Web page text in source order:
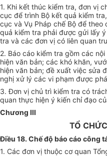
1. Khi kết thúc kiểm tra, đơn vị
cục để trình Bộ kết quả kiểm tra,
cục và Vụ Pháp chế Bộ để theo
quả kiểm tra phải được gửi lấy
tra và các đơn vị có liên quan
2. Báo cáo kiểm tra gồm các
hiện văn bản; các khó khăn,
hiện văn bản; đề xuất việc sửa
nghị xử lý các vi phạm được
3. Đơn vị chủ trì kiểm tra có
quan thực hiện ý kiến chỉ đạo
Chương III
TỔ
Điều 18. Chế độ báo cáo công
1. Các đơn vị thuộc cơ quan